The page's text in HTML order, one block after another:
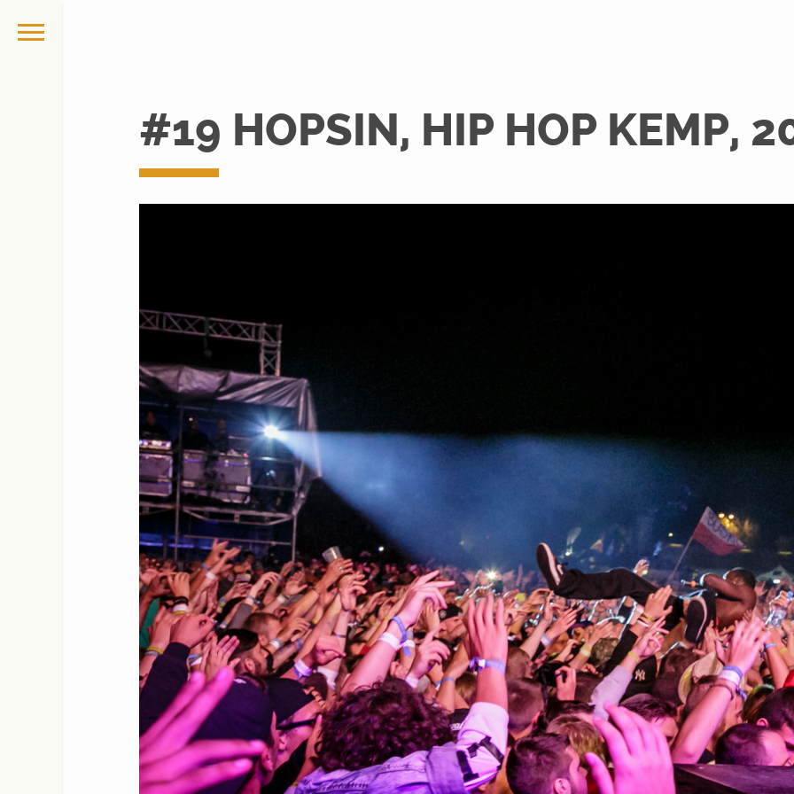
#19 HOPSIN, HIP HOP KEMP,